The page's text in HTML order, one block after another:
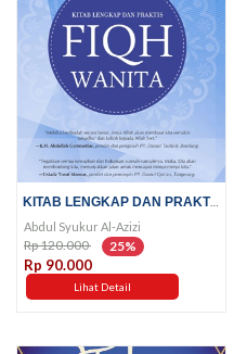
KITAB LENGKAP DAN PRAKTIS FIQH...
Abdul Syukur Al-Azizi
Rp 120.000 25%
Rp 90.000
Lihat Detail